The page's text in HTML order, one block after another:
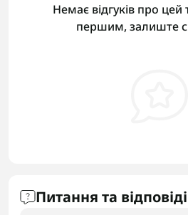
Немає відгуків про цей
першим, залиште
Питання та відповіді